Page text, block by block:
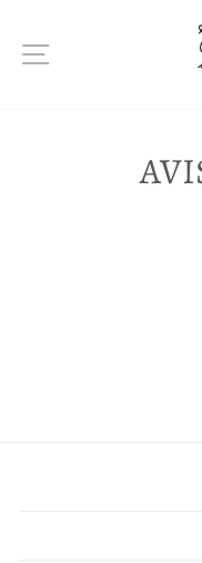
contenu
NAVIGATION